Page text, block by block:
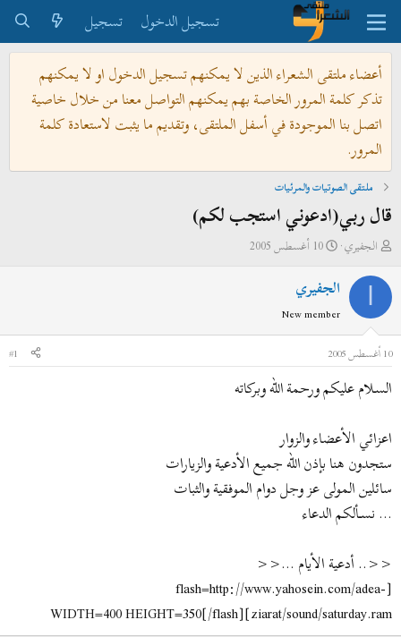
تسجيل الدخول
تسجيل
أعضاء ملتقى الشعراء الذين لا يمكنهم تسجيل الدخول او لا يمكنهم
تذكر كلمة المرور الخاصة بهم يمكنهم التواصل معنا من خلال خاصية
اتصل بنا الموجودة في أسفل الملتقى، وتقديم ما يثبت لاستعادة كلمة
المرور.
ملتقى الصوتيات والمرئيات
قال ربي(ادعوني استجب لكم)
ب
ئ
ل
م
و
و
ع
الجفيري
ت
ر
ل
ب
ء
10 أغسطس 2005
الجفيري
New member
10 أغسطس 2005
#1
السـلام عليكم ورحمة الله وبركاته
اعزائي الأعضاء والزوار
ستجدون هنا بإذن الله جميع الأدعية والزيارات
سائلين المولى عز وجل دوام الموفقية والثبات
... نســألكم الدعاء
<<.. أدعية الأيام ...<<
[flash=http://www.yahosein.com/adea-
ziarat/sound/saturday.ram]WIDTH=400 HEIGHT=350[/flash]